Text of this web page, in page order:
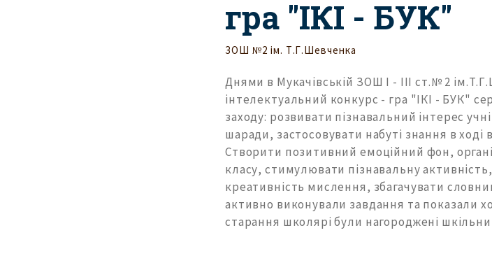
гра "ІКІ - БУК"
ЗОШ №2 ім. Т.Г.Шевченка
Днями в Мукачівській ЗОШ І - ІІІ ст.№ 2
інтелектуальний конкурс - гра "ІКІ - БУК"
заходу: розвивати пізнавальний інтерес
шаради, застосовувати набуті знання в ході
Створити позитивний емоційний фон,
класу, стимулювати пізнавальну
креативність мислення, збагачувати
активно виконували завдання та показали
старання школярі були нагороджені